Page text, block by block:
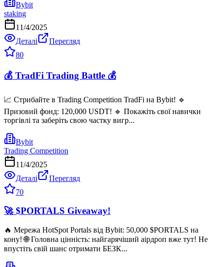
Bybit
staking
11/4/2025
Деталі
Перегляд
80
💰 TradFi Trading Battle 💰
📈 Стрибайте в Trading Competition TradFi на Bybit! 🔹
Призовий фонд: 120,000 USDT! 🔹 Покажіть свої навички
торгівлі та заберіть свою частку вигр...
Bybit
Trading Competition
11/4/2025
Деталі
Перегляд
70
🚀 $PORTALS Giveaway!
🔥 Мережа HotSpot Portals від Bybit: 50,000 $PORTALS на
кону! 🌐 Головна цінність: найгарячіший аірдроп вже тут! Не
впустіть свій шанс отримати БЕЗК...